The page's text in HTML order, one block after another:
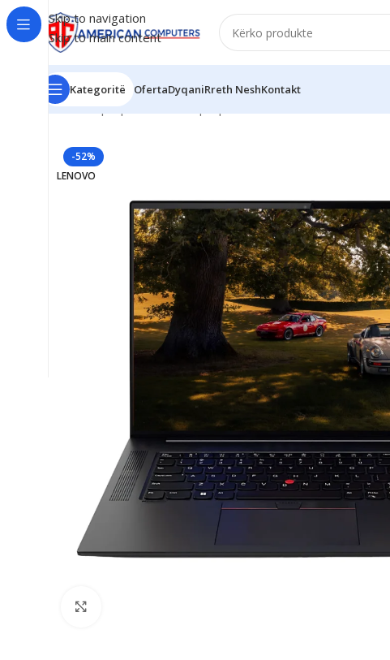
Skip to navigation
Skip to main content
Kategoritë OfertaDyqaniRreth NeshKontakt
Kreu/Laptop
-52%
LENOVO